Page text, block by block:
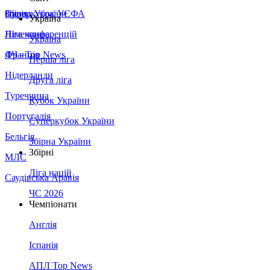
Збірна України
Італія
Німеччина
Франція
Нідерланди
Туреччина
Португалія
Бельгія
МЛС
Саудівська Аравія
Суперкубок УЄФА
Ліга конференцій
ЛЧ - Top News
Україна
Україна
Перша ліга
Друга ліга
Кубок України
Суперкубок України
Збірна України
Збірні
Ліга націй
ЧС 2026
Чемпіонати
Англія
Іспанія
АПЛ Top News